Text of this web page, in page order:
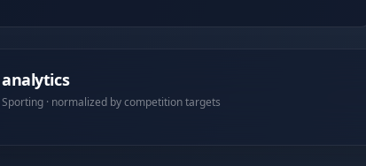
· normalized by competition targets